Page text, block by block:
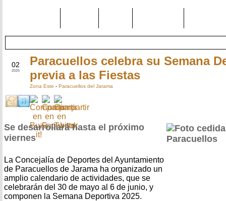
02
2025
Paracuellos celebra su Semana
previa a las Fiestas
Zona Este - Paracuellos del Jarama
Se desarrollará hasta el próximo
viernes
La Concejalía de Deportes del Ayuntamiento
de Paracuellos de Jarama ha organizado un
amplio calendario de actividades, que se
celebrarán del 30 de mayo al 6 de junio, y
componen la Semana Deportiva 2025.